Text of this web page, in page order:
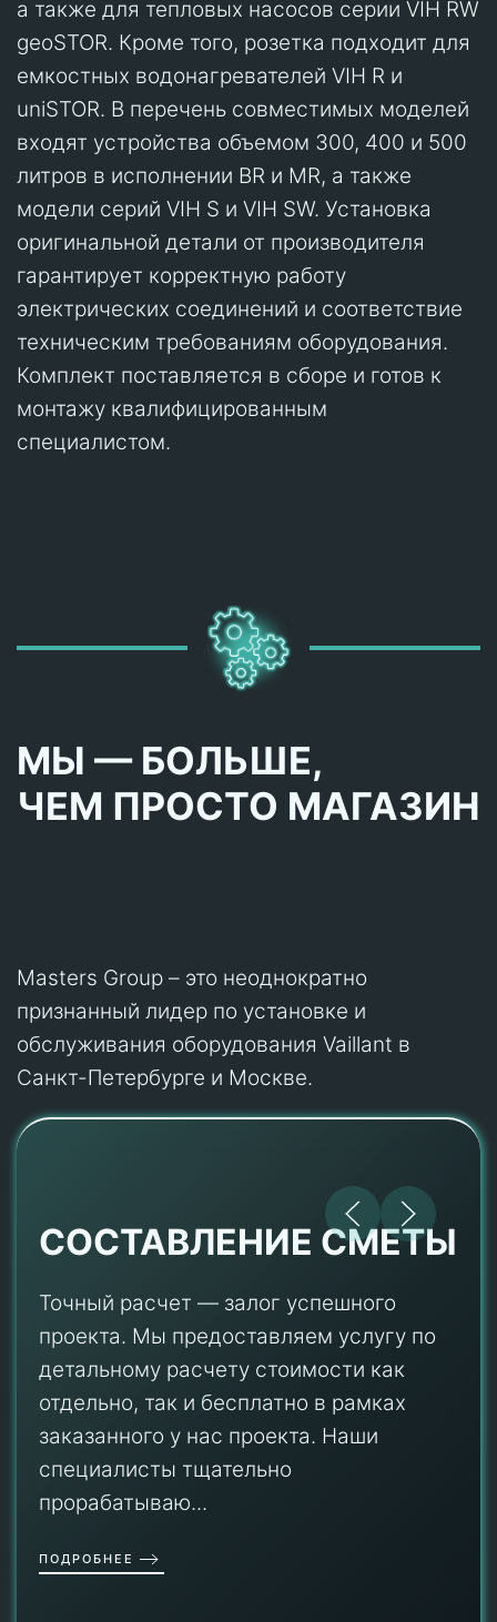
а также для тепловых насосов серии VIH RW
geoSTOR. Кроме того, розетка подходит для
емкостных водонагревателей VIH R и
uniSTOR. В перечень совместимых моделей
входят устройства объемом 300, 400 и 500
литров в исполнении BR и MR, а также
модели серий VIH S и VIH SW. Установка
оригинальной детали от производителя
гарантирует корректную работу
электрических соединений и соответствие
техническим требованиям оборудования.
Комплект поставляется в сборе и готов к
монтажу квалифицированным
специалистом.
МЫ — БОЛЬШЕ,
ЧЕМ ПРОСТО МАГАЗИН
Masters Group – это неоднократно
признанный лидер по установке и
обслуживания оборудования Vaillant в
Санкт-Петербурге и Москве.
СОСТАВЛЕНИЕ СМЕТЫ
Точный расчет — залог успешного
проекта. Мы предоставляем услугу по
детальному расчету стоимости как
отдельно, так и бесплатно в рамках
заказанного у нас проекта. Наши
специалисты тщательно
прорабатываю...
ПОДРОБНЕЕ